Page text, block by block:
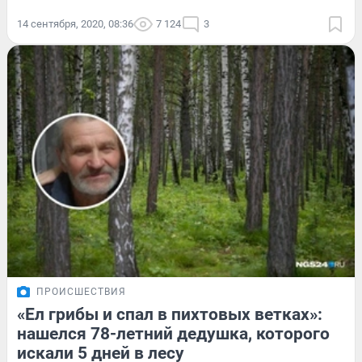
14 сентября, 2020, 08:36 7 124 3
ПРОИСШЕСТВИЯ
«Ел грибы и спал в пихтовых ветках»:
нашелся 78-летний дедушка, которого
искали 5 дней в лесу